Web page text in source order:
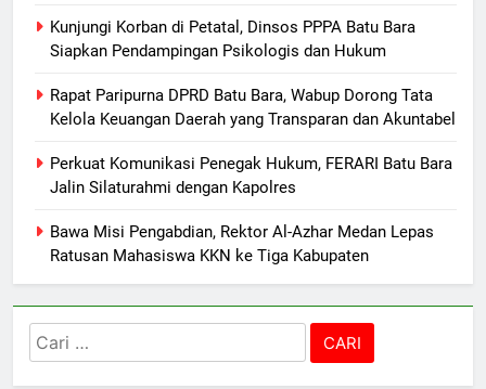
Kunjungi Korban di Petatal, Dinsos PPPA Batu Bara
Siapkan Pendampingan Psikologis dan Hukum
Rapat Paripurna DPRD Batu Bara, Wabup Dorong Tata
Kelola Keuangan Daerah yang Transparan dan Akuntabel
Perkuat Komunikasi Penegak Hukum, FERARI Batu Bara
Jalin Silaturahmi dengan Kapolres
Bawa Misi Pengabdian, Rektor Al-Azhar Medan Lepas
Ratusan Mahasiswa KKN ke Tiga Kabupaten
Cari
untuk: